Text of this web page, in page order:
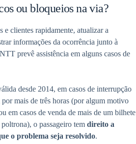
ou bloqueios na via?
e clientes rapidamente, atualizar a
informações da ocorrência junto à
prevê assistência em alguns casos de
desde 2014, em casos de interrupção
mais de três horas (por algum motivo
em casos de venda de mais de um bilhete
o passageiro tem direito a
o problema seja resolvido.